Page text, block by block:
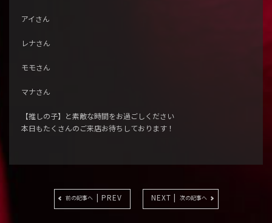
アイさん
レナさん
モモさん
マナさん
【推しの子】と素敵な時間をお過ごしください
本日もたくさんのご来店お待ちしております！
前の記事へ | PREV NEXT | 次の記事へ